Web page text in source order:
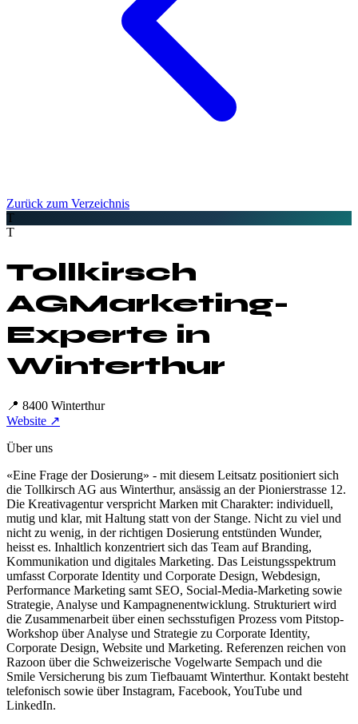
Zurück zum Verzeichnis
T
T
Tollkirsch
AGMarketing-
Experte in
Winterthur
📍 8400 Winterthur
Website ↗
Über uns
«Eine Frage der Dosierung» - mit diesem Leitsatz positioniert sich
die Tollkirsch AG aus Winterthur, ansässig an der Pionierstrasse 12.
Die Kreativagentur verspricht Marken mit Charakter: individuell,
mutig und klar, mit Haltung statt von der Stange. Nicht zu viel und
nicht zu wenig, in der richtigen Dosierung entstünden Wunder,
heisst es. Inhaltlich konzentriert sich das Team auf Branding,
Kommunikation und digitales Marketing. Das Leistungsspektrum
umfasst Corporate Identity und Corporate Design, Webdesign,
Performance Marketing samt SEO, Social-Media-Marketing sowie
Strategie, Analyse und Kampagnenentwicklung. Strukturiert wird
die Zusammenarbeit über einen sechsstufigen Prozess vom Pitstop-
Workshop über Analyse und Strategie zu Corporate Identity,
Corporate Design, Website und Marketing. Referenzen reichen von
Razoon über die Schweizerische Vogelwarte Sempach und die
Smile Versicherung bis zum Tiefbauamt Winterthur. Kontakt besteht
telefonisch sowie über Instagram, Facebook, YouTube und
LinkedIn.